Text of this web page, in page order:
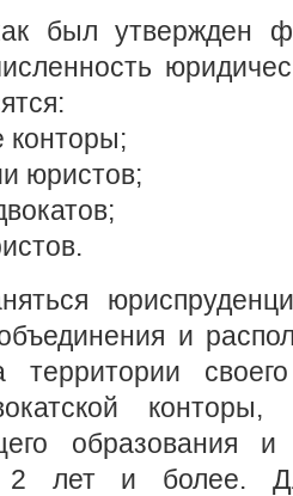
был утвержден
конторы;
юристов;
и
образования
лет и более.